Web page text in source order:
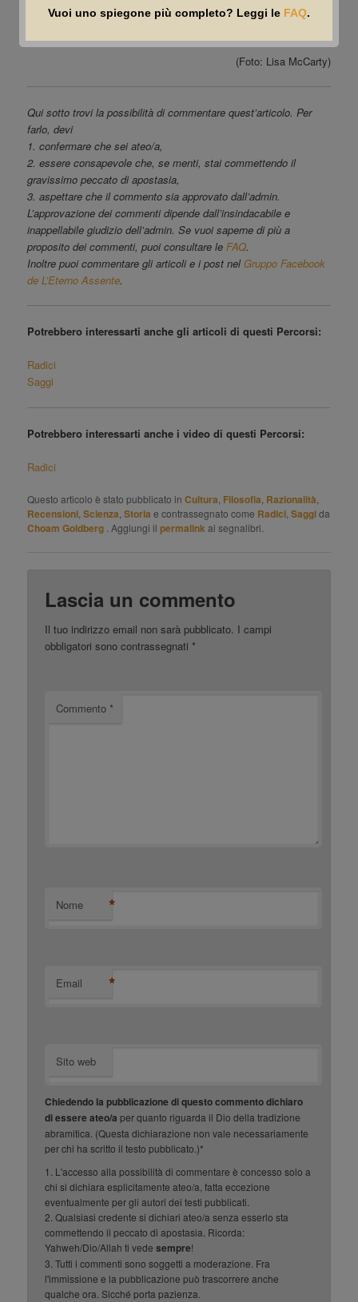
C. Rovelli, «Che cos’è la scienza. La rivoluzione di
(Foto: Lisa McCarty)
Qui sotto trovi la possibilità di commentare quest’articolo. Per
farlo, devi
1. confermare che sei ateo/a,
2. essere consapevole che, se menti, stai commettendo il
gravissimo peccato di apostasia,
3. aspettare che il commento sia approvato dall’admin.
L’approvazione dei commenti dipende dall’insindacabile e
inappellabile giudizio dell’admin. Se vuoi saperne di più a
proposito dei commenti, puoi consultare leFAQ.
Inoltre puoi commentare gli articoli e i post nel Gruppo Facebook
de L’Eterno Assente.
Potrebbero interessarti anche gli articoli di questi Percorsi:
Radici
Saggi
Potrebbero interessarti anche i video di questi Percorsi:
Radici
Questo articolo è stato pubblicato inCultura Filosofia Razionalità
Recensioni ,Scienza ,Storia e contrassegnato come Radici ,Saggida
Choam Goldberg . Aggiungi ilpermalinkai segnalibri.
Lascia un commento
Il tuo indirizzo email non sarà pubblicato. I campi
obbligatori sono contrassegnati*
Commento*
Nome *
Email *
Sito web
Chiedendo la pubblicazione di questo commento dichiaro
di essere ateo/a per quanto riguarda il Dio della tradizione
abramitica. (Questa dichiarazione non vale necessariamente
per chi ha scritto il testo pubblicato.)*
1. L'accesso alla possibilità di commentare è concesso solo a
chi si dichiara esplicitamente ateo/a, fatta eccezione
eventualmente per gli autori dei testi pubblicati.
2. Qualsiasi credente si dichiari ateo/a senza esserlo sta
commettendo il peccato di apostasia. Ricorda:
Yahweh/Dio/Allah ti vedesempre!
3. Tutti i commenti sono soggetti a moderazione. Fra
l'immissione e la pubblicazione può trascorrere anche
qualche ora. Sicché porta pazienza.
Vuoi uno spiegone più completo? Leggi le FAQ.